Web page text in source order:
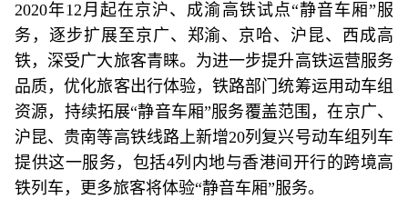
2020年12月起在京沪、成渝高铁试点“静音车厢”服
务，逐步扩展至京广、郑渝、京哈、沪昆、西成高
铁，深受广大旅客青睐。为进一步提升高铁运营服务
品质，优化旅客出行体验，铁路部门统筹运用动车组
资源，持续拓展“静音车厢”服务覆盖范围，在京广、
沪昆、贵南等高铁线路上新增20列复兴号动车组列车
提供这一服务，包括4列内地与香港间开行的跨境高
铁列车，更多旅客将体验“静音车厢”服务。